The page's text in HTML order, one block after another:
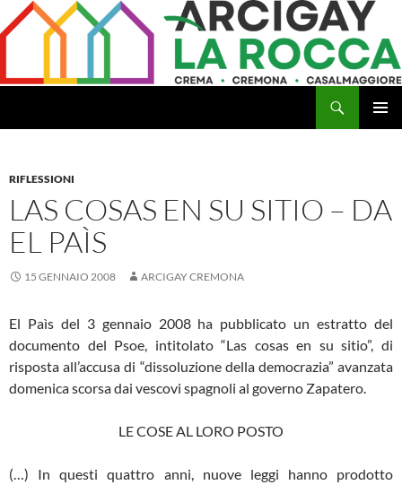
al
RIFLESSIONI
LAS COSAS EN SU SITIO – DA
EL PAÌS
15 GENNAIO 2008 ARCIGAY CREMONA
El Paìs del 3 gennaio 2008 ha pubblicato un estratto del
documento del Psoe, intitolato “Las cosas en su sitio”, di
risposta all’accusa di “dissoluzione della democrazia” avanzata
domenica scorsa dai vescovi spagnoli al governo Zapatero.
LE COSE AL LORO POSTO
(…) In questi quattro anni, nuove leggi hanno prodotto